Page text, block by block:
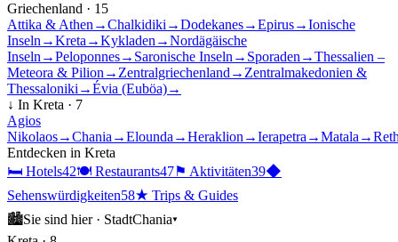
Griechenland · 15
Attika & Athen →Chalkidiki →Dodekanes→Epirus→Ionische
Inseln →Kreta →Kykladen →Nordägäische
Inseln →Peloponnes→ Saronische Inseln → Sporaden →Thessalien –
Meteora & Pilion → Zentralgriechenland → Zentralmakedonien &
Thessaloniki →Évia (Euböa)→
↓ In Kreta · 7
Agios
Nikolaos→Chania →Elounda →Heraklion →Ierapetra →Matala →
Entdecken in Kreta
🛏 Hotels42🍽 Restaurants47⚑ Aktivitäten39◆
Sehenswürdigkeiten58★ Trips & Guides
🏙Sie sind hier · StadtChania▾